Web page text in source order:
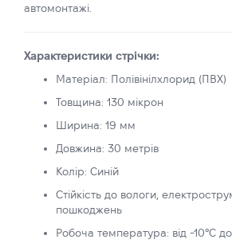
автомонтажі.
Характеристики стрічки:
Матеріал: Полівінілхлорид (ПВХ)
Товщина: 130 мікрон
Ширина: 19 мм
Довжина: 30 метрів
Колір: Синій
Стійкість до вологи,
пошкоджень
Робоча температура: від -10°C